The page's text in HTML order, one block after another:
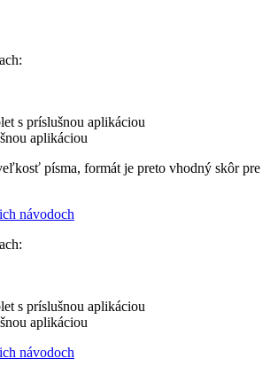
s príslušnou aplikáciou
aplikáciou
písma, formát je preto vhodný skôr pre
návodoch
s príslušnou aplikáciou
aplikáciou
návodoch